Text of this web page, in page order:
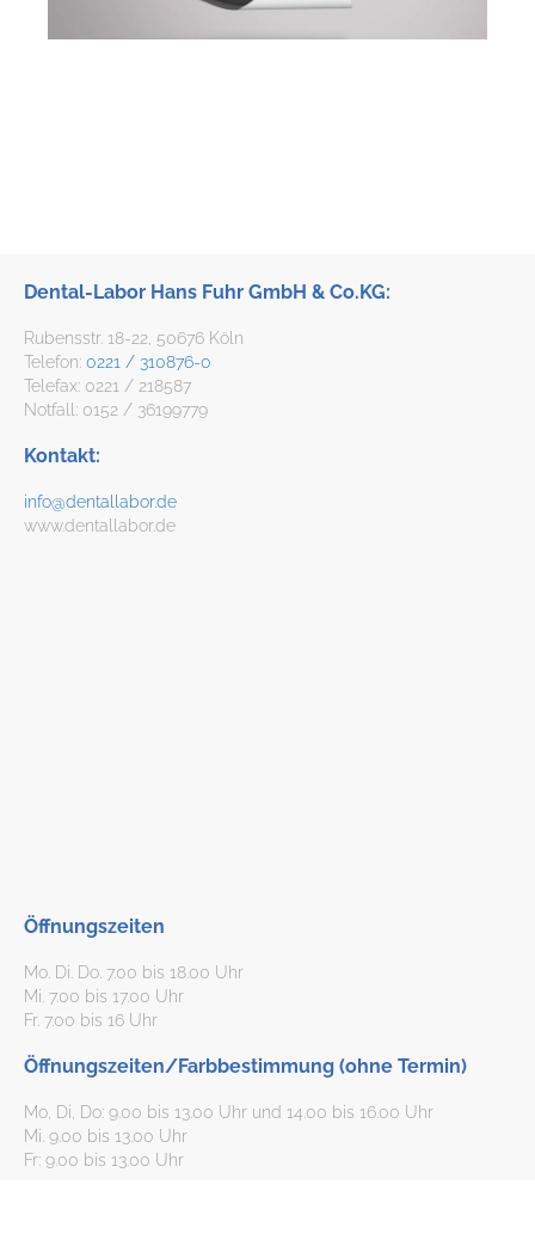
Dental-Labor Hans Fuhr GmbH & Co.KG:
Rubensstr. 18-22, 50676 Köln
Telefon: 0221 / 310876-0
Telefax: 0221 / 218587
Notfall: 0152 / 36199779
Kontakt:
info@dentallabor.de
www.dentallabor.de
Öffnungszeiten
Mo. Di. Do. 7.00 bis 18.00 Uhr
Mi. 7.00 bis 17.00 Uhr
Fr. 7.00 bis 16 Uhr
Öffnungszeiten/Farbbestimmung (ohne Termin)
Mo, Di, Do: 9.00 bis 13.00 Uhr und 14.00 bis 16.00 Uhr
Mi. 9.00 bis 13.00 Uhr
Fr: 9.00 bis 13.00 Uhr